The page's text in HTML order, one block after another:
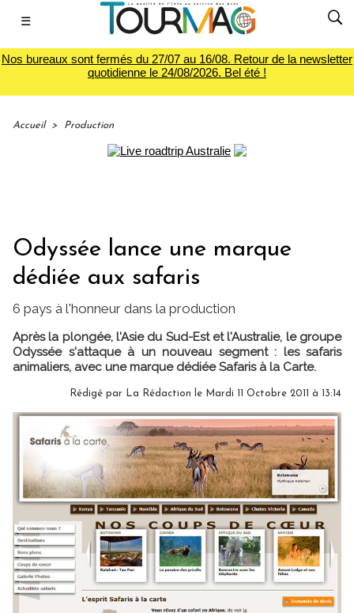
☰
Nos bureaux sont fermés du 27/07 au 16/08. Retour de la newsletter
quotidienne le 24/08/2026. Bel été !
Accueil > Production
Odyssée lance une marque
dédiée aux safaris
6 pays à l'honneur dans la production
Après la plongée, l'Asie du Sud-Est et l'Australie, le groupe
Odyssée s'attaque à un nouveau segment : les safaris
animaliers, avec une marque dédiée Safaris à la Carte.
Rédigé par La Rédaction le Mardi 11 Octobre 2011 à 13:14